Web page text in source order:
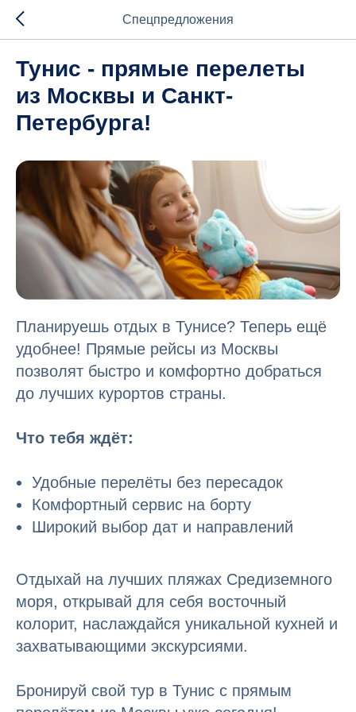
Спецпредложения
Тунис - прямые перелеты
из Москвы и Санкт-
Петербурга!
Планируешь отдых в Тунисе? Теперь ещё
удобнее! Прямые рейсы из Москвы
позволят быстро и комфортно добраться
до лучших курортов страны.
Что тебя ждёт:
Удобные перелёты без пересадок
Комфортный сервис на борту
Широкий выбор дат и направлений
Отдыхай на лучших пляжах Средиземного
моря, открывай для себя восточный
колорит, наслаждайся уникальной кухней и
захватывающими экскурсиями.
Бронируй свой тур в Тунис с прямым